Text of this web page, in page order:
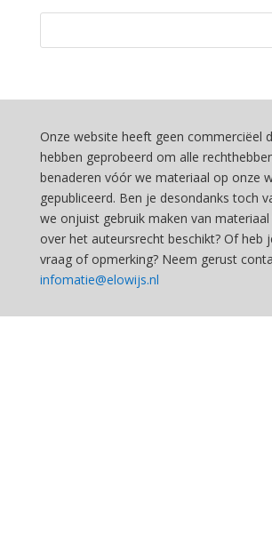
Onze website heeft geen commerciëel
hebben geprobeerd om alle
benaderen vóór we materiaal op onze
gepubliceerd. Ben je desondanks toch
we onjuist gebruik maken van
over het auteursrecht beschikt? Of heb
vraag of opmerking? Neem gerust
infomatie@elowijs.nl